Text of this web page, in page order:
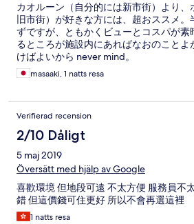
カオルーン（自分的には新市街）より、
旧市街）が好きな方には、超おススメ
ずですが、ともかくビューとコスパが
るところが施設内にあればなおのこと
けばよいから never mind。
masaaki, 1 natts resa
Verifierad recension
2/10 Dåligt
5 maj 2019
Översätt med hjälp av Google
喜歡環境 但地段可遠 不太方便 服務員不
錯 但這價錢可住更好 所以不會再選這裡
1 natts resa